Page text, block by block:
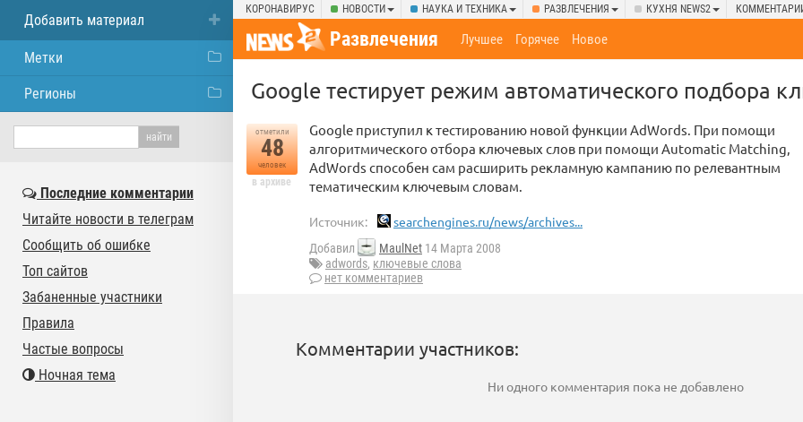
КОРОНАВИРУС НОВОСТИ НАУКА И ТЕХНИКА РАЗВЛЕЧЕНИЯ КУХНЯ NEWS2
Развлечения Лучшее Горячее Новое
Google тестирует режим автоматического подбора
отметили
48
человек
в архиве
Google приступил к тестированию новой функции AdWords. При помощи
алгоритмического отбора ключевых слов при помощи Automatic Matching,
AdWords способен сам расширить рекламную кампанию по релевантным
тематическим ключевым словам.
Источник: searchengines.ru/news/archives...
Добавил MaulNet 14 Марта 2008
adwords, ключевые слова
нет комментариев
Комментарии участников:
Ни одного комментария пока не добавлено
Добавить материал
Метки
Регионы
Последние комментарии
Читайте новости в телеграм
Сообщить об ошибке
Топ сайтов
Забаненные участники
Правила
Частые вопросы
Ночная тема